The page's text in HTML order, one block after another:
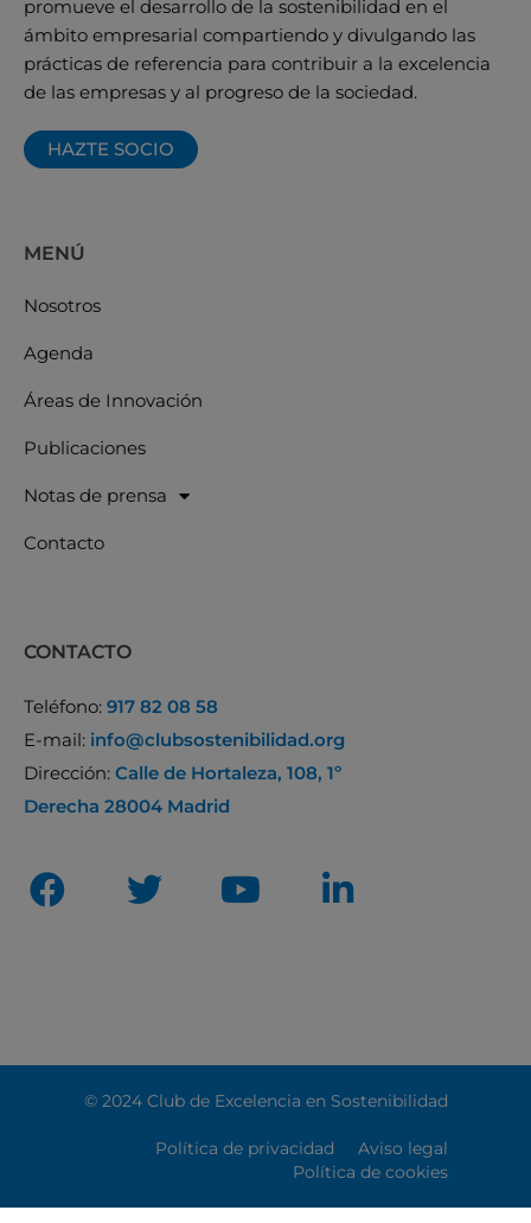
promueve el desarrollo de la sostenibilidad en el
ámbito empresarial compartiendo y divulgando las
prácticas de referencia para contribuir a la excelencia
de las empresas y al progreso de la sociedad.
HAZTE SOCIO
MENÚ
Nosotros
Agenda
Áreas de Innovación
Publicaciones
Notas de prensa
Contacto
CONTACTO
Teléfono: 917 82 08 58
E-mail: info@clubsostenibilidad.org
Dirección: Calle de Hortaleza, 108, 1º
Derecha 28004 Madrid
© 2024 Club de Excelencia en Sostenibilidad
Política de privacidad
Aviso legal
Política de cookies